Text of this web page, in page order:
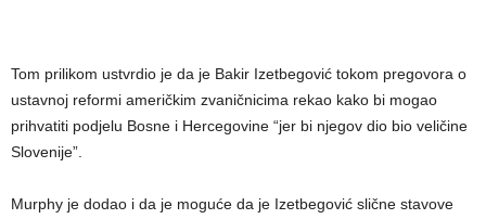
Tom prilikom ustvrdio je da je Bakir Izetbegović tokom pregovora o
ustavnoj reformi američkim zvaničnicima rekao kako bi mogao
prihvatiti podjelu Bosne i Hercegovine “jer bi njegov dio bio veličine
Slovenije”.
Murphy je dodao i da je moguće da je Izetbegović slične stavove